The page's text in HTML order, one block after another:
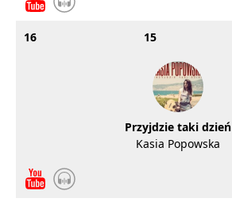
16 15
Przyjdzie taki dzień
Kasia Popowska